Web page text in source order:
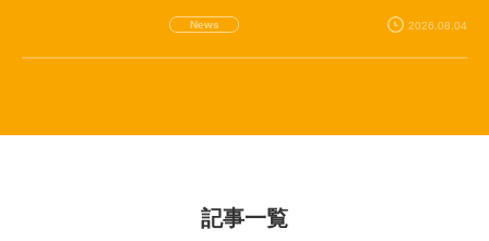
News 2026.08.04
記事一覧